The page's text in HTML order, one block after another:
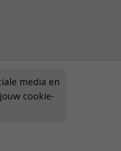
media en
cookie-